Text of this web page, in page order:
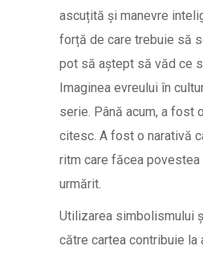
ascuțită și manevre
forță de care trebuie să
pot să aștept să văd ce
Imaginea evreului în
serie. Până acum, a fost
citesc. A fost o narativă
ritm care făcea povestea
urmărit.
Utilizarea simbolismului
către cartea contribuie la